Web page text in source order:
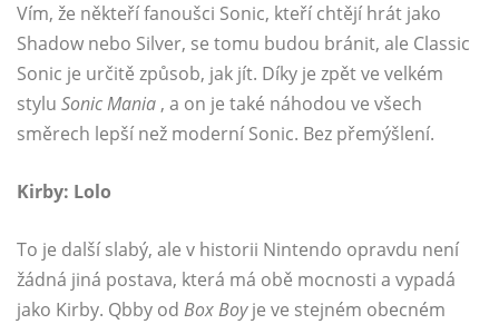
Vím, že někteří fanoušci Sonic, kteří chtějí hrát jako
Shadow nebo Silver, se tomu budou bránit, ale Classic
Sonic je určitě způsob, jak jít. Díky je zpět ve velkém
stylu Sonic Mania , a on je také náhodou ve všech
směrech lepší než moderní Sonic. Bez přemýšlení.
Kirby: Lolo
To je další slabý, ale v historii Nintendo opravdu není
žádná jiná postava, která má obě mocnosti a vypadá
jako Kirby. Qbby od Box Boyje ve stejném obecném